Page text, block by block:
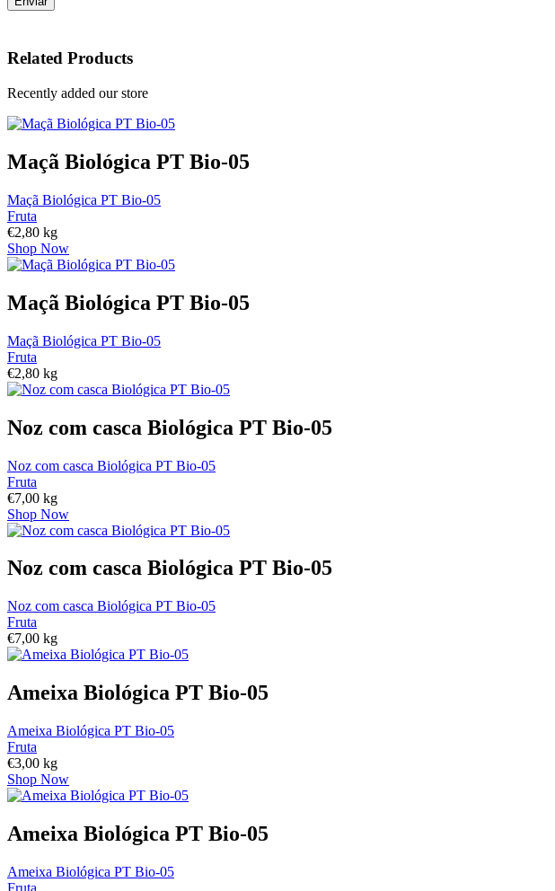
Related Products
Recently added our store
Maçã Biológica PT Bio-05
Maçã Biológica PT Bio-05
Fruta
€2,80 kg
Shop Now
Maçã Biológica PT Bio-05
Maçã Biológica PT Bio-05
Fruta
€2,80 kg
Noz com casca Biológica PT Bio-05
Noz com casca Biológica PT Bio-05
Fruta
€7,00 kg
Shop Now
Noz com casca Biológica PT Bio-05
Noz com casca Biológica PT Bio-05
Fruta
€7,00 kg
Ameixa Biológica PT Bio-05
Ameixa Biológica PT Bio-05
Fruta
€3,00 kg
Shop Now
Ameixa Biológica PT Bio-05
Ameixa Biológica PT Bio-05
Fruta